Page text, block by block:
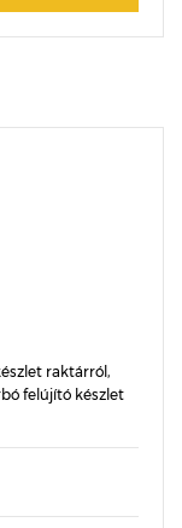
raktárról,
felújító készlet